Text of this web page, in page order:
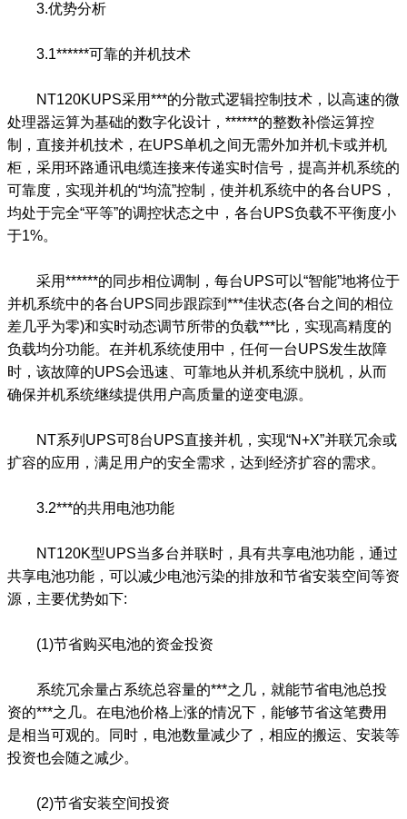
3.优势分析
3.1******可靠的并机技术
NT120KUPS采用***的分散式逻辑控制技术，以高速的微
处理器运算为基础的数字化设计，******的整数补偿运算控
制，直接并机技术，在UPS单机之间无需外加并机卡或并机
柜，采用环路通讯电缆连接来传递实时信号，提高并机系统的
可靠度，实现并机的“均流”控制，使并机系统中的各台UPS，
均处于完全“平等”的调控状态之中，各台UPS负载不平衡度小
于1%。
采用******的同步相位调制，每台UPS可以“智能”地将位于
并机系统中的各台UPS同步跟踪到***佳状态(各台之间的相位
差几乎为零)和实时动态调节所带的负载***比，实现高精度的
负载均分功能。在并机系统使用中，任何一台UPS发生故障
时，该故障的UPS会迅速、可靠地从并机系统中脱机，从而
确保并机系统继续提供用户高质量的逆变电源。
NT系列UPS可8台UPS直接并机，实现“N+X”并联冗余或
扩容的应用，满足用户的安全需求，达到经济扩容的需求。
3.2***的共用电池功能
NT120K型UPS当多台并联时，具有共享电池功能，通过
共享电池功能，可以减少电池污染的排放和节省安装空间等资
源，主要优势如下:
(1)节省购买电池的资金投资
系统冗余量占系统总容量的***之几，就能节省电池总投
资的***之几。在电池价格上涨的情况下，能够节省这笔费用
是相当可观的。同时，电池数量减少了，相应的搬运、安装等
投资也会随之减少。
(2)节省安装空间投资